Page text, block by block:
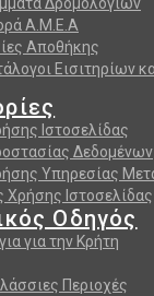
Α.Μ.Ε.Α
Αποθήκης
Εισιτηρίων
Ιστοσελίδας
Δεδομένων
Υπηρεσίας
Χρήσης Ιστοσελίδας
Οδηγός
για την Κρήτη
Περιοχές